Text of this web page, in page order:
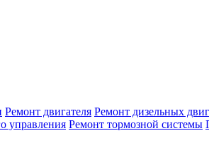
Ремонт двигателя Ремонт дизельных
управления Ремонт тормозной системы